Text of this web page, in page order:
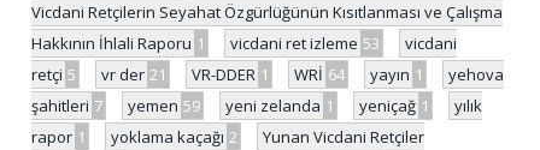
Vicdani Retçilerin Seyahat Özgürlüğünün Kısıtlanması ve Çalışma
Hakkının İhlali Raporu 1 vicdani ret izleme 53
vicdani
retçi 5 vr der 21 VR-DDER 1 WRİ 64 yayın 1
yehova
şahitleri 7 yemen 59 yeni zelanda 1 yeniçağ 1
yılık
rapor 1 yoklama kaçağı 2
Yunan Vicdani Retçiler